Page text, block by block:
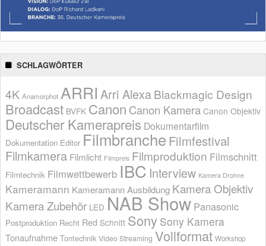
SCHLAGWÖRTER
4K Anamorphot ARRI Arri AlexaBlackmagic Design
Broadcast BVFK Canon Canon Kamera Canon Objektiv
Deutscher Kamerapreis Dokumentarfilm
Dokumentation Editor Filmbranche Filmfestival
Filmkamera Filmlicht Filmpreis Filmproduktion Filmschnitt
Filmtechnik Filmwettbewerb IBC Interview Kamera Drohne
Kameramann Kameramann Ausbildung Kamera Objektiv
Kamera Zubehör LED NAB Show Panasonic
Postproduktion Recht Red Schnitt Sony Sony Kamera
Tonaufnahme Tontechnik Video Streaming Vollformat Workshop